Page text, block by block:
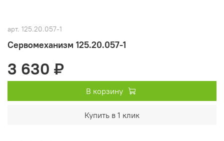
арт. 125.20.057-1
Сервомеханизм 125.20.057-1
3 630 ₽
В корзину
Купить в 1 клик